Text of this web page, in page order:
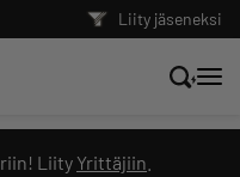
Liity jäseneksi
Liity Yrittäjiin